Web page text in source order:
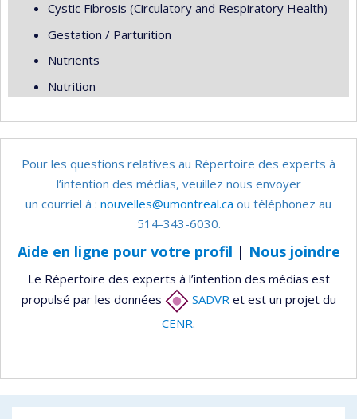
Cystic Fibrosis (Circulatory and Respiratory Health)
Gestation / Parturition
Nutrients
Nutrition
Pour les questions relatives au Répertoire des experts à
l’intention des médias, veuillez nous envoyer
un courriel à : nouvelles@umontreal.ca ou téléphonez au
514-343-6030.
Aide en ligne pour votre profil | Nous joindre
Le Répertoire des experts à l’intention des médias est
propulsé par les données
SADVRet est un projet du
CENR.